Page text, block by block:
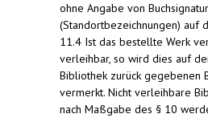
ohne Angabe von
(Standortbezeichnungen) auf
11.4 Ist das bestellte Werk
verleihbar, so wird dies auf
Bibliothek zurück gegebenen
vermerkt. Nicht verleihbare
nach Maßgabe des § 10